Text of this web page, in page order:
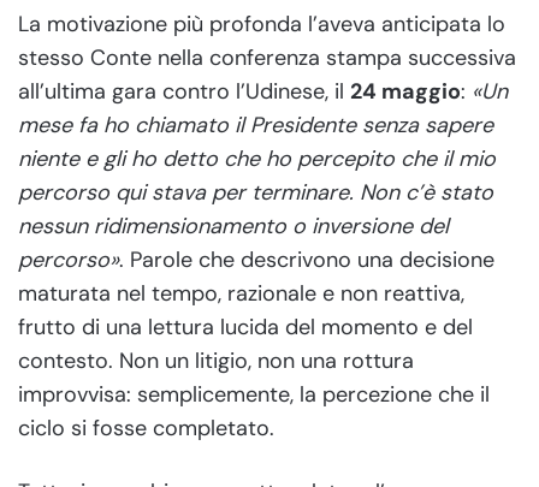
La motivazione più profonda l’aveva anticipata lo
stesso Conte nella conferenza stampa successiva
all’ultima gara contro l’Udinese, il 24 maggio: «Un
mese fa ho chiamato il Presidente senza sapere
niente e gli ho detto che ho percepito che il mio
percorso qui stava per terminare. Non c’è stato
nessun ridimensionamento o inversione del
percorso». Parole che descrivono una decisione
maturata nel tempo, razionale e non reattiva,
frutto di una lettura lucida del momento e del
contesto. Non un litigio, non una rottura
improvvisa: semplicemente, la percezione che il
ciclo si fosse completato.